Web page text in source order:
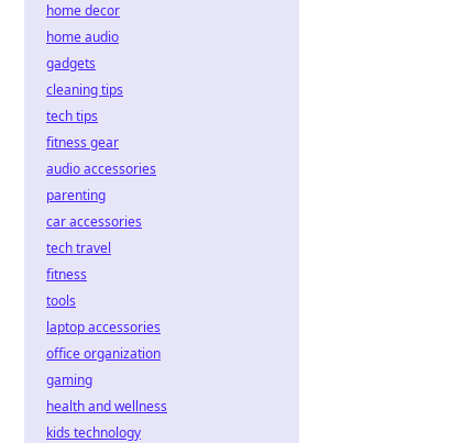
home decor
home audio
gadgets
cleaning tips
tech tips
fitness gear
audio accessories
parenting
car accessories
tech travel
fitness
tools
laptop accessories
office organization
gaming
health and wellness
kids technology